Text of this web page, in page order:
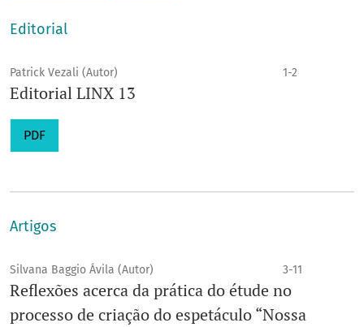
Editorial
Patrick Vezali (Autor) 1-2
Editorial LINX 13
PDF
Artigos
Silvana Baggio Ávila (Autor) 3-11
Reflexões acerca da prática do étude no
processo de criação do espetáculo “Nossa